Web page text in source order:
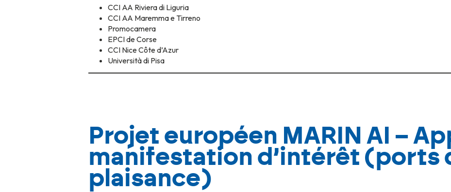
CCI AA Riviera di Liguria
CCI AA Maremma e Tirreno
Promocamera
EPCI de Corse
CCI Nice Côte d’Azur
Università di Pisa
Projet européen MARIN AI –
manifestation d’intérêt (ports
plaisance)